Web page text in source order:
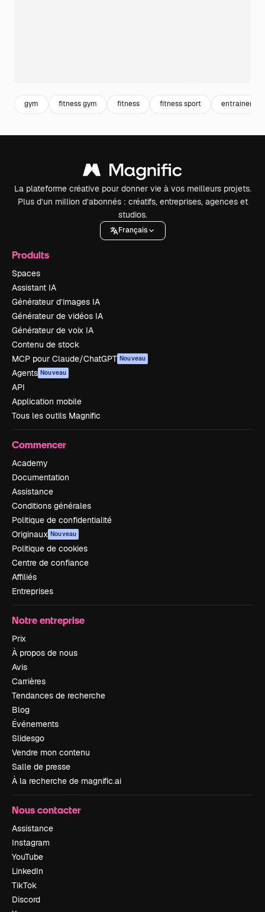
gym fitness gym fitness fitness sport
La plateforme créative pour donner vie à vos meilleurs projets.
Plus d’un million d’abonnés : créatifs, entreprises, agences et
studios.
Français
Produits
Spaces
Assistant IA
Générateur d’images IA
Générateur de vidéos IA
Générateur de voix IA
Contenu de stock
MCP pour Claude/ChatGPT Nouveau
Agents Nouveau
API
Application mobile
Tous les outils Magnific
Commencer
Academy
Documentation
Assistance
Conditions générales
Politique de confidentialité
Originaux Nouveau
Politique de cookies
Centre de confiance
Affiliés
Entreprises
Notre entreprise
Prix
À propos de nous
Avis
Carrières
Tendances de recherche
Blog
Événements
Slidesgo
Vendre mon contenu
Salle de presse
À la recherche de magnific.ai
Nous contacter
Assistance
Instagram
YouTube
LinkedIn
TikTok
Discord